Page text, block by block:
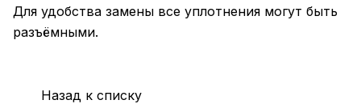
Для удобства замены все уплотнения могут быть
разъёмными.
Назад к списку